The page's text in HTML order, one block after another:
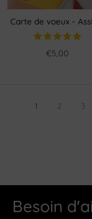
Carte de voeux -
€5,00
1 2 3
Besoin